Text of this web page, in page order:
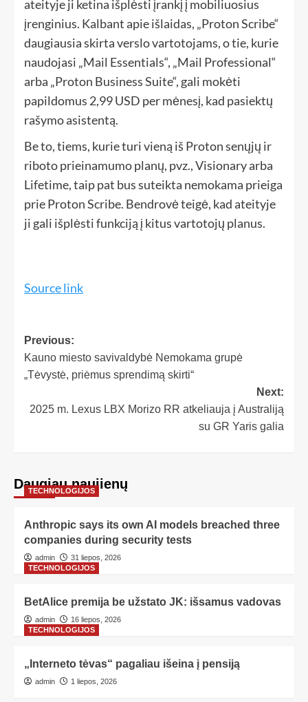
ateityje ji ketina išplėsti įrankį į mobiliuosius
įrenginius. Kalbant apie išlaidas, „Proton Scribe“
daugiausia skirta verslo vartotojams, o tie, kurie
naudojasi „Mail Essentials“, „Mail Professional“
arba „Proton Business Suite“, gali mokėti
papildomus 2,99 USD per mėnesį, kad pasiektų
rašymo asistentą.
Be to, tiems, kurie turi vieną iš Proton senųjų ir
riboto prieinamumo planų, pvz., Visionary arba
Lifetime, taip pat bus suteikta nemokama prieiga
prie Proton Scribe. Bendrovė teigė, kad ateityje
ji gali išplėsti funkciją į kitus vartotojų planus.
Source link
Previous:
Kauno miesto savivaldybė Nemokama grupė
„Tėvystė, priėmus sprendimą skirti“
Next:
2025 m. Lexus LBX Morizo ​​RR atkeliauja į Australiją
su GR Yaris galia
Daugiau naujienų
TECHNOLOGIJOS
Anthropic says its own AI models breached three
companies during security tests
admin
31 liepos, 2026
TECHNOLOGIJOS
BetAlice premija be užstato JK: išsamus vadovas
admin
16 liepos, 2026
TECHNOLOGIJOS
„Interneto tėvas“ pagaliau išeina į pensiją
admin 1 liepos, 2026